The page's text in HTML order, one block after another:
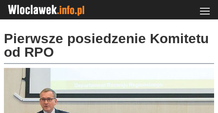
Pierwsze posiedzenie Komitetu
od RPO